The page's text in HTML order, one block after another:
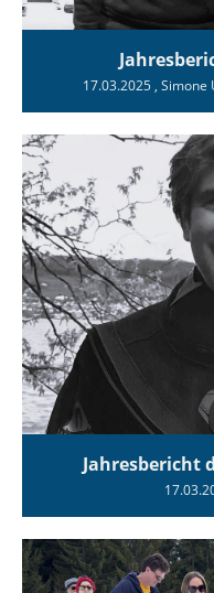
17.03.2025 , Simone
Jahresbericht